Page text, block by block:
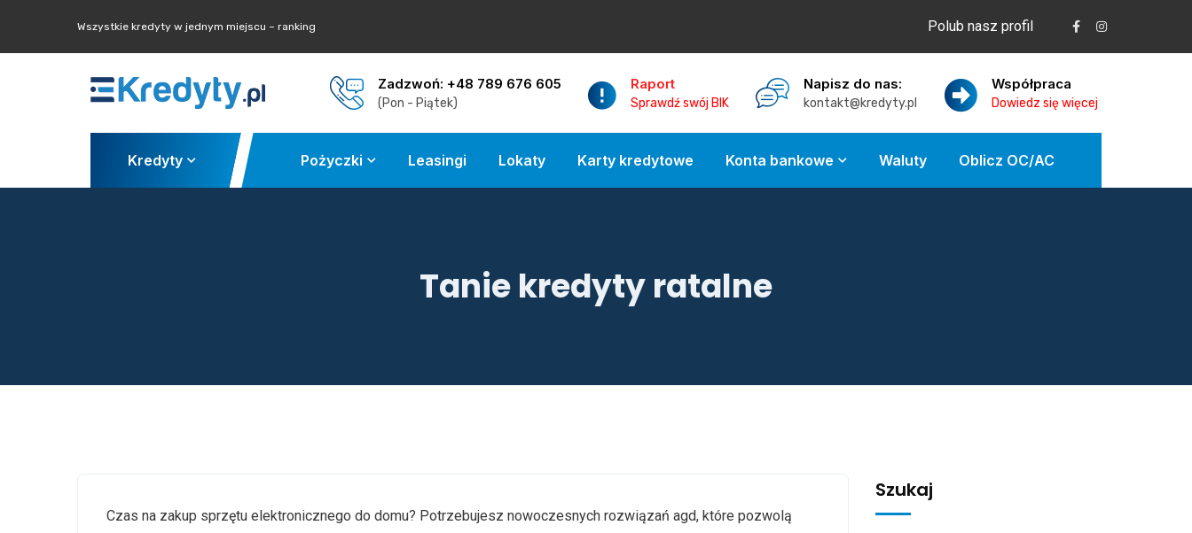
Wszystkie kredyty w jednym miejscu – ranking Polub nasz profil
Zadzwoń: +48 789 676 605
(Pon - Piątek)
Raport
Sprawdź swój BIK
Napisz do nas:
kontakt@kredyty.pl
Współpraca
Dowiedz się więcej
Kredyty Pożyczki Leasingi Lokaty Karty kredytowe Konta bankowe Waluty Oblicz OC/AC
Tanie kredyty ratalne
Czas na zakup sprzętu elektronicznego do domu? Potrzebujesz nowoczesnych rozwiązań agd, które pozwolą
Szukaj